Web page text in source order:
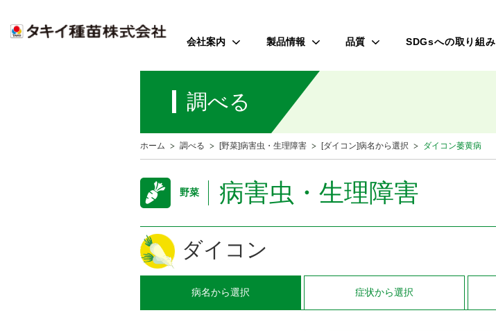
会社案内
会社のミッション
事業所案内
受賞歴
製品情報
花
芝・緑化・緑肥
品質
商品管理
SDGsへの取り組み
調べる
ホーム 調べる [野菜]病害虫・生理障害 [ダイコン]病名から選択 ダイコン萎黄病
野菜 病害虫・生理障害
ダイコン
病名から選択 症状から選択